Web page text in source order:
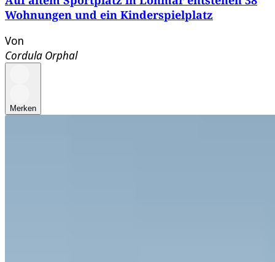
Wohnungen und ein Kinderspielplatz
Von
Cordula Orphal
Merken